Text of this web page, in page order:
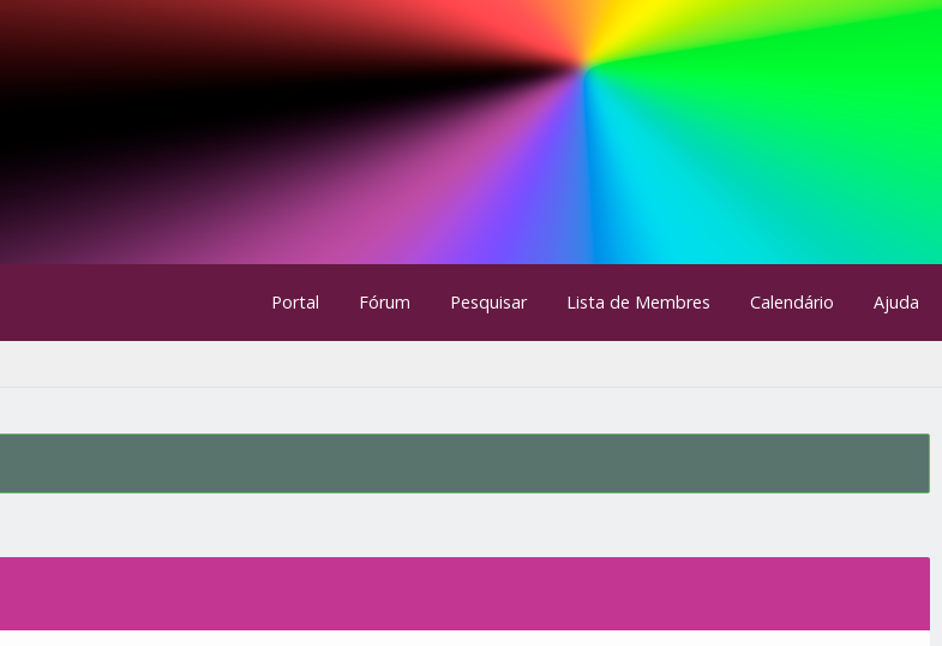
Portal Fórum Pesquisar Lista de Membres Calendário Ajuda